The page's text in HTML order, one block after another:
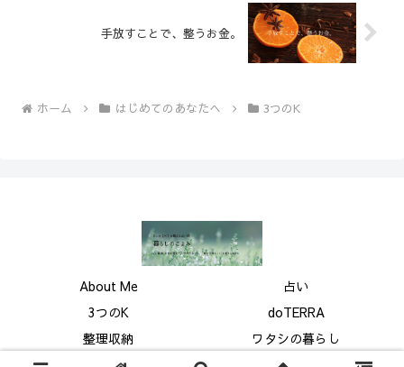
手放すことで、整うお金。
ホーム はじめてのあなたへ 3つのK
About Me
占い
3つのK
doTERRA
整理収納
ワタシの暮らし